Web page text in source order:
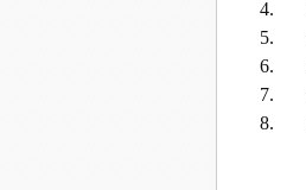
4.
5.
6.
7.
8.